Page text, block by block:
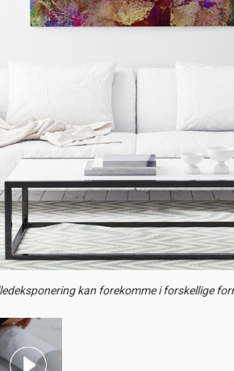
kan forekomme i forskellige